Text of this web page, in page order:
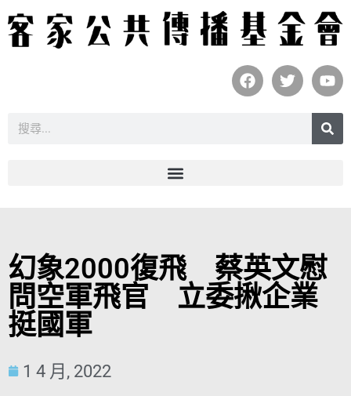
幻象2000復飛 蔡英文慰
問空軍飛官 立委揪企業
挺國軍
1 4 月, 2022